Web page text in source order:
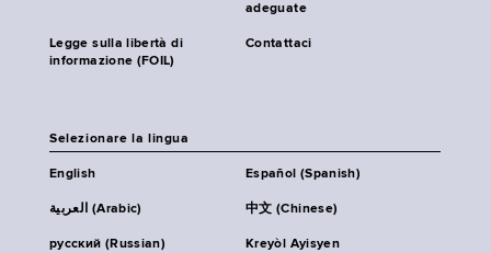
adeguate
Legge sulla libertà di
informazione (FOIL)
Contattaci
Selezionare la lingua
English Español (Spanish)
العربية (Arabic) 中文 (Chinese)
русский (Russian)
Kreyòl Ayisyen